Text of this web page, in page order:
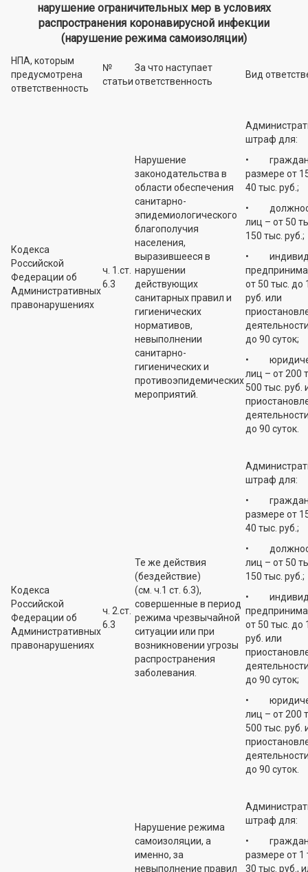
нарушение ограничительных мер в условиях
распространения коронавирусной инфекции
(нарушение режима самоизоляции)
НПА, которым
предусмотрена
ответственность
№
статьи
За что наступает
ответственность
Вид
Кодекса
Российской
Федерации об
Административных
правонарушениях
ч. 1.ст.
6.3
Нарушение
законодательства в
области обеспечения
санитарно-
эпидемиологического
благополучия
населения,
выразившееся в
нарушении
действующих
санитарных правил и
гигиенических
нормативов,
невыполнении
санитарно-
гигиенических и
противоэпидемических
мероприятий.
штраф для:
• граждан
размере от
40 тыс. руб.;
•
лиц – от 50
150 тыс. руб.;
•
от 50 тыс. до
руб. или
до 90 суток;
•
лиц – от 200
500 тыс. руб.
до 90 суток.
Кодекса
Российской
Федерации об
Административных
правонарушениях
ч. 2.ст.
6.3
Те же действия
(бездействие)
(см. ч.1 ст. 6.3),
совершенные в период
режима чрезвычайной
ситуации или при
возникновении угрозы
распространения
заболевания.
штраф для:
• граждан
размере от
40 тыс. руб.;
•
лиц – от 50
150 тыс. руб.;
•
от 50 тыс. до
руб. или
до 90 суток;
•
лиц – от 200
500 тыс. руб.
до 90 суток.
Нарушение режима
самоизоляции, а
именно, за
невыполнение правил
штраф для:
• граждан
размере от 1
30 тыс. руб.,